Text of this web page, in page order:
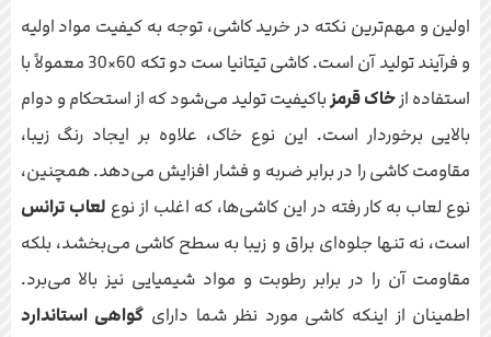
اولین و مهم‌ترین نکته در خرید کاشی، توجه به کیفیت مواد اولیه
و فرآیند تولید آن است. کاشی تیتانیا ست دو تکه 60×30 معمولاً با
استفاده ازخاک قرمزباکیفیت تولید می‌شود که از استحکام و دوام
بالایی برخوردار است. این نوع خاک، علاوه بر ایجاد رنگ زیبا،
مقاومت کاشی را در برابر ضربه و فشار افزایش می‌دهد. همچنین،
نوع لعاب به کار رفته در این کاشی‌ها، که اغلب از نوع لعاب ترانس
است، نه تنها جلوه‌ای براق و زیبا به سطح کاشی می‌بخشد، بلکه
مقاومت آن را در برابر رطوبت و مواد شیمیایی نیز بالا می‌برد.
اطمینان از اینکه کاشی مورد نظر شما دارای گواهی استاندارد